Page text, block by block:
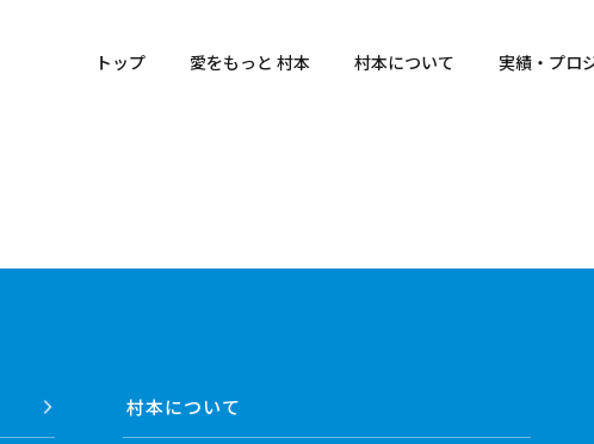
トップ 愛をもっと 村本 村本について 実績・プロ
村本について